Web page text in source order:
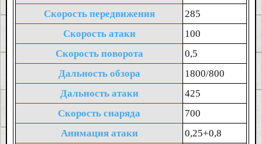
Скорость передвижения
285
Скорость атаки
100
Скорость поворота
0,5
Дальность обзора
1800/800
Дальность атаки
425
Скорость снаряда
700
Анимация атаки
0,25+0,8